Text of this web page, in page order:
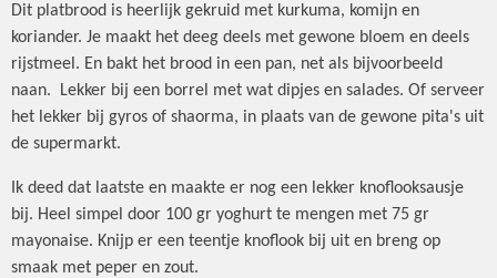
Dit platbrood is heerlijk gekruid met kurkuma, komijn en
koriander. Je maakt het deeg deels met gewone bloem en deels
rijstmeel. En bakt het brood in een pan, net als bijvoorbeeld
naan. Lekker bij een borrel met wat dipjes en salades. Of serveer
het lekker bij gyros of shaorma, in plaats van de gewone pita's uit
de supermarkt.
Ik deed dat laatste en maakte er nog een lekker knoflooksausje
bij. Heel simpel door 100 gr yoghurt te mengen met 75 gr
mayonaise. Knijp er een teentje knoflook bij uit en breng op
smaak met peper en zout.